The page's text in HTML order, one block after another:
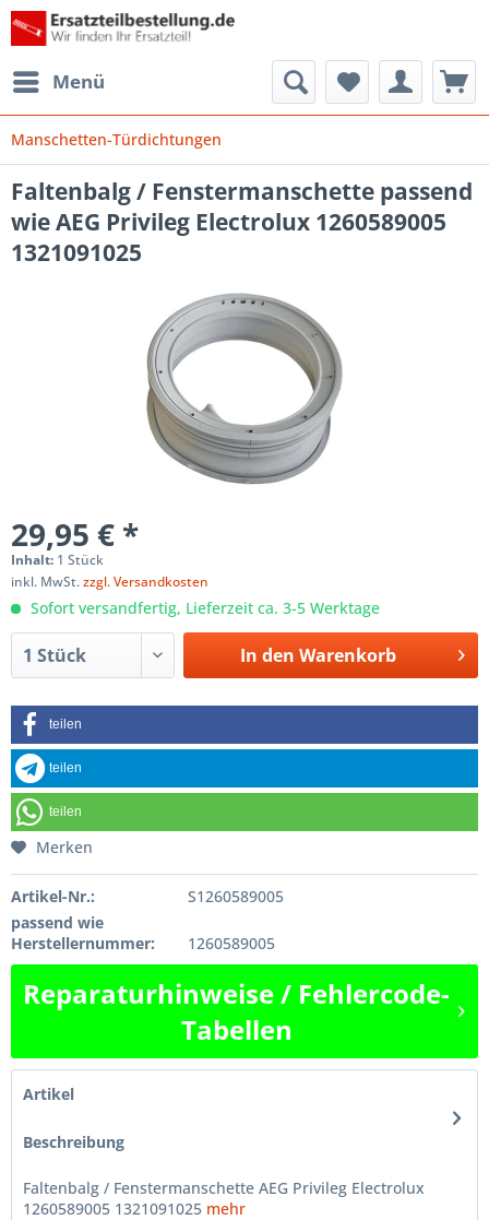
Menü
Manschetten-Türdichtungen
Faltenbalg / Fenstermanschette passend
wie AEG Privileg Electrolux 1260589005
1321091025
29,95 € *
Inhalt: 1 Stück
inkl. MwSt.zzgl. Versandkosten
Sofort versandfertig, Lieferzeit ca. 3-5 Werktage
In den Warenkorb
teilen
teilen
teilen
Merken
Artikel-Nr.:
S1260589005
passend wie
Herstellernummer:
1260589005
Reparaturhinweise / Fehlercode-
Tabellen
Artikel
Beschreibung
Faltenbalg / Fenstermanschette AEG Privileg Electrolux
1260589005 1321091025 mehr